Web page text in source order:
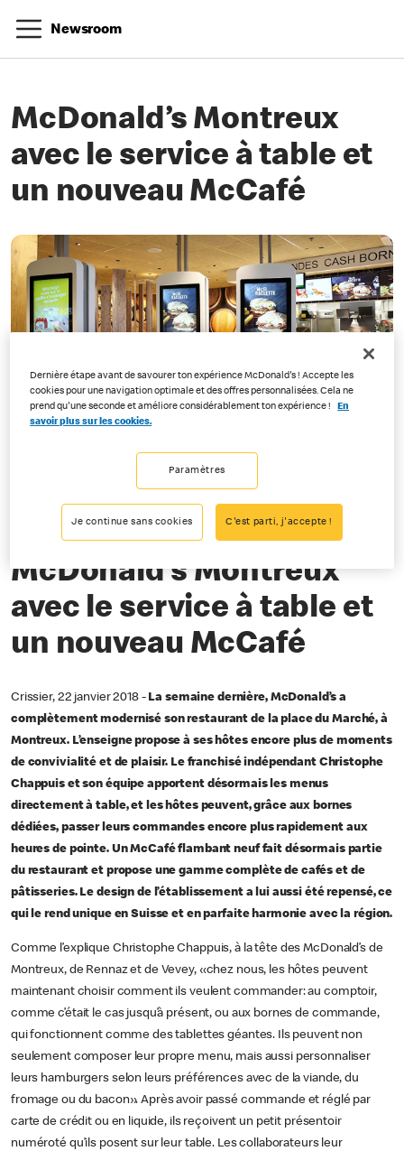
Newsroom
McDonald’s Montreux
avec le service à table et
un nouveau McCafé
Et un décor qui est inspiré des vignobles de la
McDonald’s Montreux
avec le service à table et
un nouveau McCafé
Crissier, 22 janvier 2018 - La semaine dernière, McDonald’s a
complètement modernisé son restaurant de la place du Marché, à
Montreux. L’enseigne propose à ses hôtes encore plus de moments
de convivialité et de plaisir. Le franchisé indépendant Christophe
Chappuis et son équipe apportent désormais les menus
directement à table, et les hôtes peuvent, grâce aux bornes
dédiées, passer leurs commandes encore plus rapidement aux
heures de pointe. Un McCafé flambant neuf fait désormais partie
du restaurant et propose une gamme complète de cafés et de
pâtisseries. Le design de l’établissement a lui aussi été repensé, ce
qui le rend unique en Suisse et en parfaite harmonie avec la région.
Comme l’explique Christophe Chappuis, à la tête des McDonald’s de
Montreux, de Rennaz et de Vevey, «chez nous, les hôtes peuvent
maintenant choisir comment ils veulent commander: au comptoir,
comme c’était le cas jusqu’à présent, ou aux bornes de commande,
qui fonctionnent comme des tablettes géantes. Ils peuvent non
seulement composer leur propre menu, mais aussi personnaliser
leurs hamburgers selon leurs préférences avec de la viande, du
fromage ou du bacon». Après avoir passé commande et réglé par
carte de crédit ou en liquide, ils reçoivent un petit présentoir
numéroté qu’ils posent sur leur table. Les collaborateurs leur
Dernière étape avant de savourer ton expérience McDonald's ! Accepte les
cookies pour une navigation optimale et des offres personnalisées. Cela ne
prend qu'une seconde et améliore considérablement ton expérience !
En
savoir plus sur les cookies.
Paramètres
Je continue sans cookies C'est parti, j'accepte !